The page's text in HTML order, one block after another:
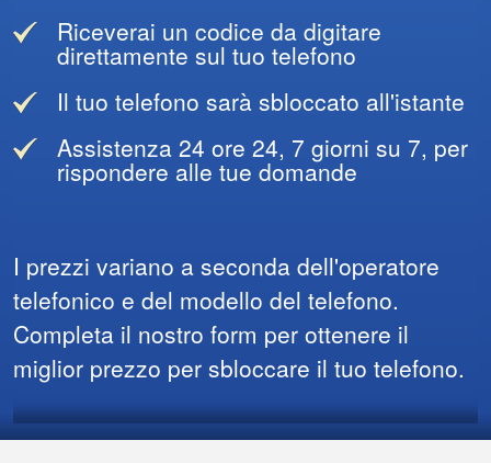
Riceverai un codice da digitare
direttamente sul tuo telefono
Il tuo telefono sarà sbloccato all'istante
Assistenza 24 ore 24, 7 giorni su 7, per
rispondere alle tue domande
I prezzi variano a seconda dell'operatore
telefonico e del modello del telefono.
Completa il nostro form per ottenere il
miglior prezzo per sbloccare il tuo telefono.